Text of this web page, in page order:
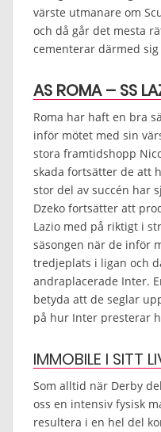
värste utmanare om
och då går det mesta
cementerar därmed
AS ROMA – SS
Roma har haft en bra
inför mötet med sin
stora framtidshopp
skada fortsätter de att
stor del av succén har
Dzeko fortsätter att
Lazio med på riktigt i
säsongen när de inför
tredjeplats i ligan och
andraplacerade Inter.
betyda att de seglar
på hur Inter presterar
IMMOBILE I SITT
Som alltid när Derby
oss en intensiv fysisk
resultera i en hel del